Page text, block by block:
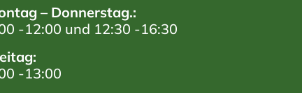
– Donnerstag.:
-12:00 und 12:30 -16:30
-13:00